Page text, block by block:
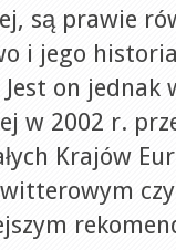
są prawie
i jego
on jednak
w 2002 r.
Krajów